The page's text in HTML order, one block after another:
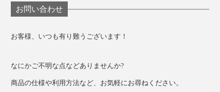
お問い合わせ
お客様、いつも有り難うございます！
なにかご不明な点などありませんか?
商品の仕様や利用方法など、お気軽にお尋ねください。